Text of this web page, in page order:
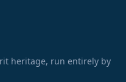
heritage, run entirely by